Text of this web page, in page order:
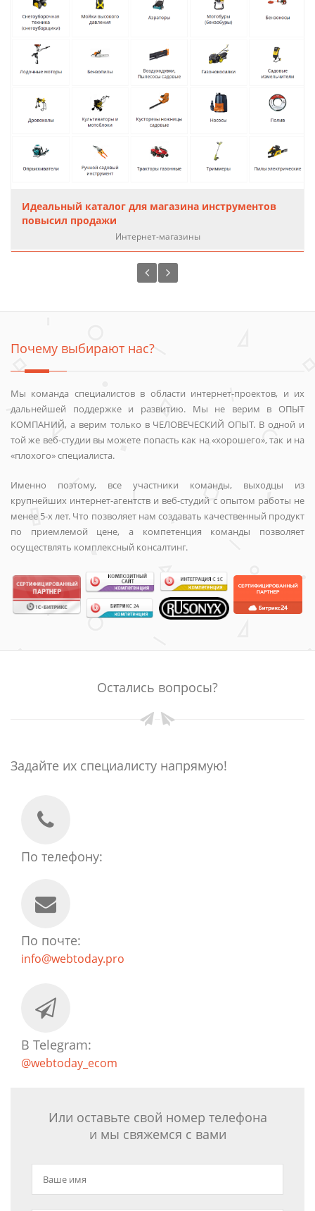
Идеальный каталог для магазина инструментов
повысил продажи
Интернет-магазины
Почему выбирают нас?
Мы команда специалистов в области интернет-проектов, и их
дальнейшей поддержке и развитию. Мы не верим в ОПЫТ
КОМПАНИЙ, а верим только в ЧЕЛОВЕЧЕСКИЙ ОПЫТ. В одной и
той же веб-студии вы можете попасть как на «хорошего», так и на
«плохого» специалиста.
Именно поэтому, все участники команды, выходцы из
крупнейших интернет-агентств и веб-студий с опытом работы не
менее 5-х лет. Что позволяет нам создавать качественный продукт
по приемлемой цене, а компетенция команды позволяет
осуществлять комплексный консалтинг.
Остались вопросы?
Задайте их специалисту напрямую!
По телефону:
По почте:
info@webtoday.pro
В Telegram:
@webtoday_ecom
Или оставьте свой номер телефона
и мы свяжемся с вами